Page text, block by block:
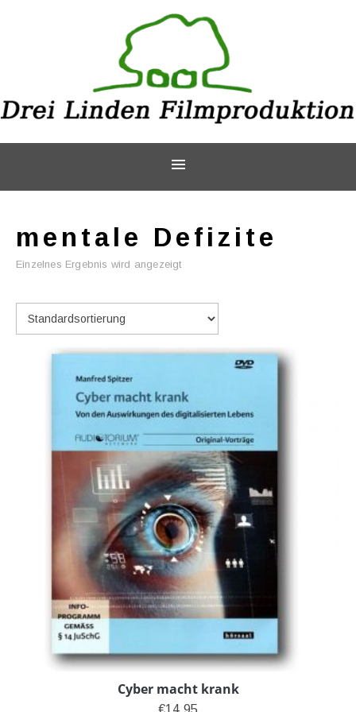
mentale Defizite
Einzelnes Ergebnis wird angezeigt
Cyber macht krank
€14,95